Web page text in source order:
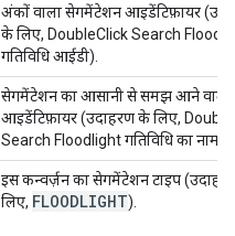
अंकों वाला सेगमेंटेशन आइडेंटिफ़ायर
के लिए, DoubleClick Search
गतिविधि आईडी).
सेगमेंटेशन का आसानी से समझ आने वाला
आइडेंटिफ़ायर (उदाहरण के लिए,
Search Floodlight गतिविधि का नाम).
इस कन्वर्ज़न का सेगमेंटेशन टाइप
लिए, FLOODLIGHT).